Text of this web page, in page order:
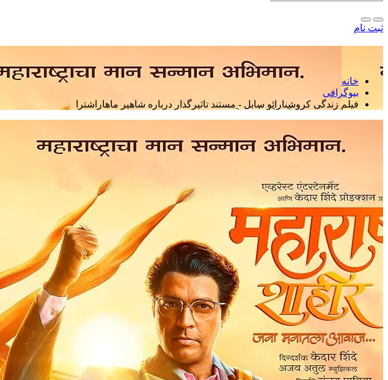
ثبت نام
خانه
بیوگرافی
فیلم زندگی کروشنارائو سابل - مستند تاثیرگذار درباره شاهیر ماهاراشترا